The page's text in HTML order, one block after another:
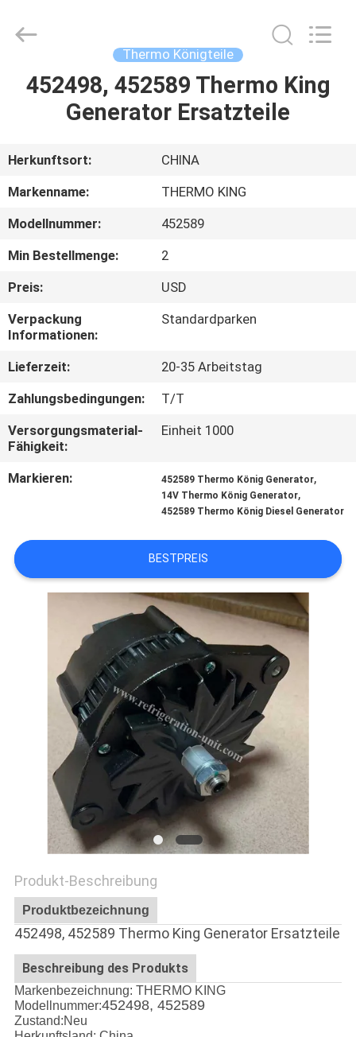
ZU
HAUSE
PRODUKTE
ÜBER
WERKSBESICHTIGUNG
QUALITÄTSKONTROLLE
KONTAKT
MIT
UNS
RECHTSSACHEN
SITEMAP
DATENSCHUTZRICHTLINIE
INDUSTRY
Reserved.
Thermo Königteile
452498, 452589 Thermo King
Generator Ersatzteile
Herkunftsort:
CHINA
Markenname:
THERMO KING
Modellnummer:
452589
Min Bestellmenge:
2
Preis:
USD
Verpackung
Informationen:
Standardparken
Lieferzeit:
20-35 Arbeitstag
Zahlungsbedingungen:
T/T
Versorgungsmaterial-
Fähigkeit:
Einheit 1000
Markieren: 452589 Thermo König Generator,
14V Thermo König Generator,
452589 Thermo König Diesel Generator
BESTPREIS
Produkt-Beschreibung
Produktbezeichnung
452498, 452589 Thermo King Generator Ersatzteile
Beschreibung des Produkts
Markenbezeichnung: THERMO KING
Modellnummer:452498, 452589
Zustand:Neu